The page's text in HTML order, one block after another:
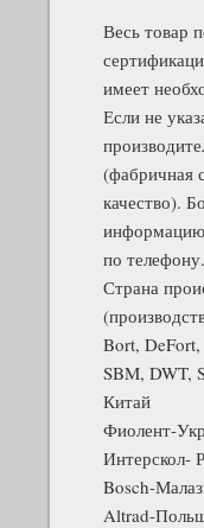
Весь товар
имеет
Если не
(фабричная
качество).
по телефону.
Страна
Bort,
SBM, DWT,
Китай
Фиолент-
Интерскол-
Bosch-
Altrad-